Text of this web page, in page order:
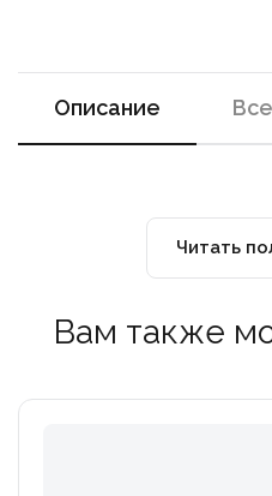
Описание
Читать
Вам также